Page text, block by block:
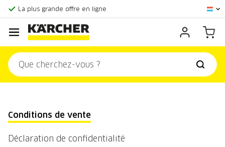
La plus grande offre en ligne
Centre officiel Kärcher
Score client:9,3/10
Conditions de vente
Déclaration de confidentialité